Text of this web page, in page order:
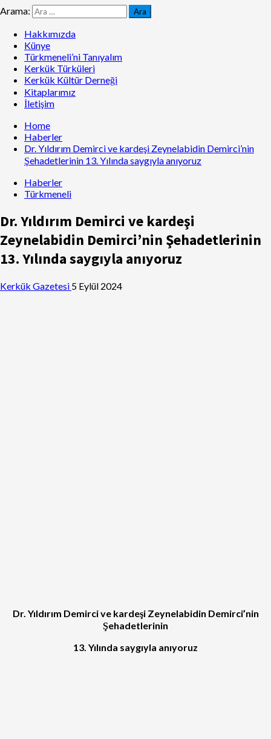
Arama:
Hakkımızda
Künye
Türkmeneli’ni Tanıyalım
Kerkük Türküleri
Kerkük Kültür Derneği
Kitaplarımız
İletişim
Home
Haberler
Dr. Yıldırım Demirci ve kardeşi Zeynelabidin Demirci’nin
Şehadetlerinin 13. Yılında saygıyla anıyoruz
Haberler
Türkmeneli
Dr. Yıldırım Demirci ve kardeşi
Zeynelabidin Demirci’nin Şehadetlerinin
13. Yılında saygıyla anıyoruz
Kerkük Gazetesi 5 Eylül 2024
Dr. Yıldırım Demirci ve kardeşi Zeynelabidin Demirci’nin
Şehadetlerinin
13. Yılında saygıyla anıyoruz